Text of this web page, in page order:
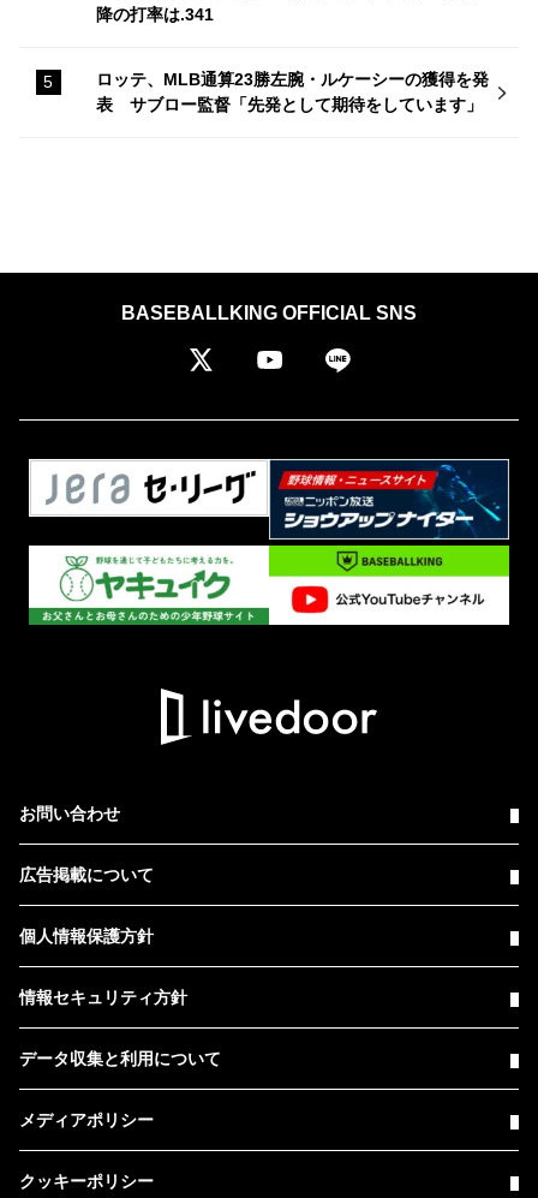
降の打率は.341
ロッテ、MLB通算23勝左腕・ルケーシーの獲得を発
表 サブロー監督「先発として期待をしています」
BASEBALLKING OFFICIAL SNS
お問い合わせ
広告掲載について
個人情報保護方針
情報セキュリティ方針
データ収集と利用について
メディアポリシー
クッキーポリシー